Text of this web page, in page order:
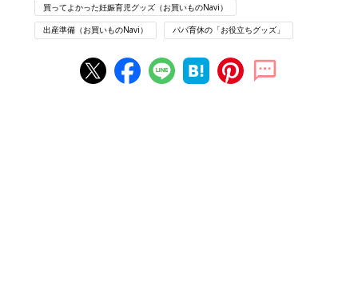
買ってよかった妊娠育児グッズ（お買いものNavi）
出産準備（お買いものNavi） パパ育休の「お役立ちグッズ」